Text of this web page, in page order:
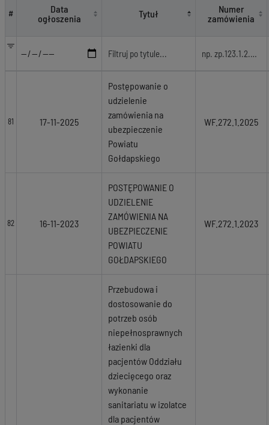
#
Data
ogłoszenia
Tytuł
Numer
zamówienia
81 17-11-2025
Postępowanie o
udzielenie
zamówienia na
ubezpieczenie
Powiatu
Gołdapskiego
WF.272.1.2025
82 16-11-2023
POSTĘPOWANIE O
UDZIELENIE
ZAMÓWIENIA NA
UBEZPIECZENIE
POWIATU
GOŁDAPSKIEGO
WF.272.1.2023
Przebudowa i
dostosowanie do
potrzeb osób
niepełnosprawnych
łazienki dla
pacjentów Oddziału
dziecięcego oraz
wykonanie
sanitariatu w izolatce
dla pacjentów